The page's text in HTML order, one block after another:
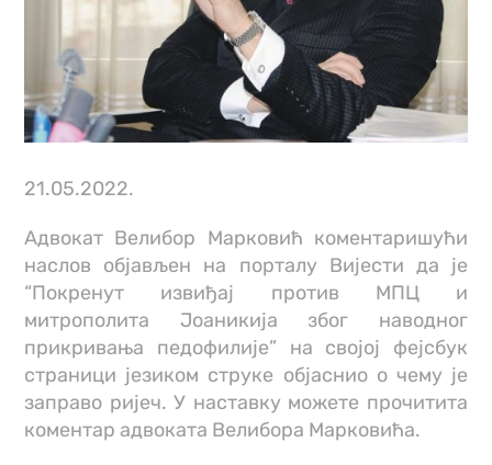
21.05.2022.
Адвокат Велибор Марковић коментаришући
наслов објављен на порталу Вијести да је
“Покренут извиђај против МПЦ и
митрополита Јоаникија због наводног
прикривања педофилије” на својој фејсбук
страници језиком струке објаснио о чему је
заправо ријеч. У наставку можете прочитита
коментар адвоката Велибора Марковића.